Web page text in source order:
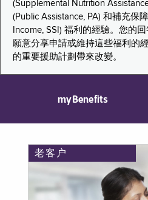
(Supplemental Nutrition
(Public Assistance, PA) 和補充保
Income, SSI) 福利的經驗。您的
願意分享申請或維持這些福利的
的重要援助計劃帶來改變。
myBenefits
老客户